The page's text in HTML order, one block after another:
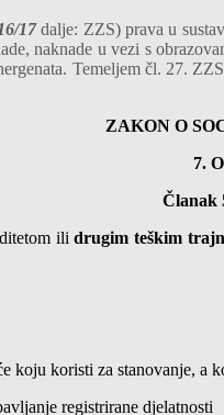
17dalje: ZZS) prava u
naknade u vezi s
Temeljem čl. 27.
ZAKON O
7.
Članak
ilidrugim teškim
koju koristi za stanovanje,
registrirane djelatnosti